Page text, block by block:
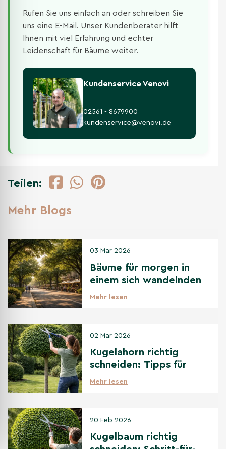
Rufen Sie uns einfach an oder schreiben Sie
uns eine E-Mail. Unser Kundenberater hilft
Ihnen mit viel Erfahrung und echter
Leidenschaft für Bäume weiter.
Kundenservice Venovi
02561 - 8679900
kundenservice@venovi.de
Teilen:
Mehr Blogs
03 Mar 2026
Bäume für morgen in
einem sich wandelnden
Klima
Mehr lesen
02 Mar 2026
Kugelahorn richtig
schneiden: Tipps für
den perfekten
Mehr lesen
20 Feb 2026
Kugelbaum richtig